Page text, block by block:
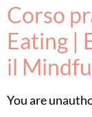
Corso
Eating |
il
You are